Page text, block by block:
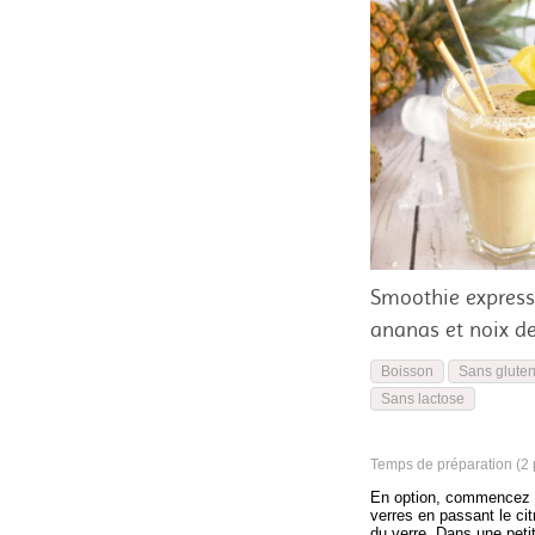
Smoothie
ananas et noix
Boisson
Sans gluten
Sans lactose
Temps de préparation (2
En option, commencez
verres en passant le